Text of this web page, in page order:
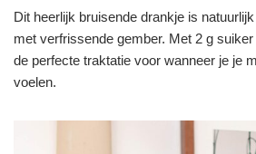
Dit heerlijk bruisende drankje is
met verfrissende gember. Met 2 g
de perfecte traktatie voor wanneer je je
voelen.